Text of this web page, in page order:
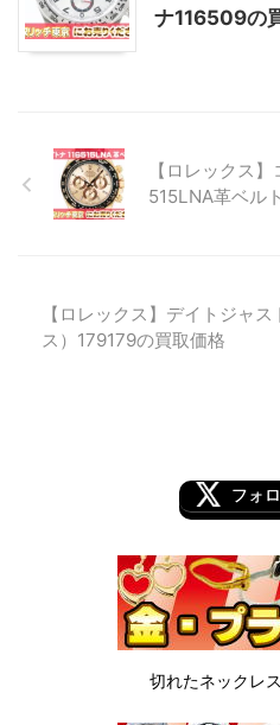
ナ116509の
【ロレックス
515LNA革ベル
【ロレックス】デイトジャ
ス）179179の買取価格
フォ
切れたネックレス